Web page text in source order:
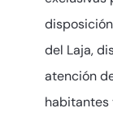
disposición
del Laja,
atención
habitantes